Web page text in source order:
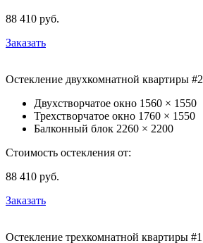
88 410 руб.
Заказать
Остекление двухкомнатной квартиры #2
Двухстворчатое окно 1560 × 1550
Трехстворчатое окно 1760 × 1550
Балконный блок 2260 × 2200
Стоимость остекления от:
88 410 руб.
Заказать
Остекление трехкомнатной квартиры #1